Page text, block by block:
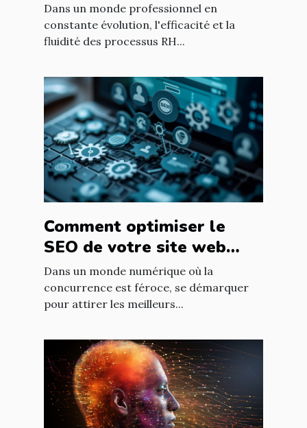
les employés dans les
entreprises françaises
Dans un monde professionnel en
constante évolution, l'efficacité et la
fluidité des processus RH...
Comment optimiser le
SEO de votre site web
pour attirer les meilleurs
talents dans votre
entreprise
Dans un monde numérique où la
concurrence est féroce, se démarquer
pour attirer les meilleurs...